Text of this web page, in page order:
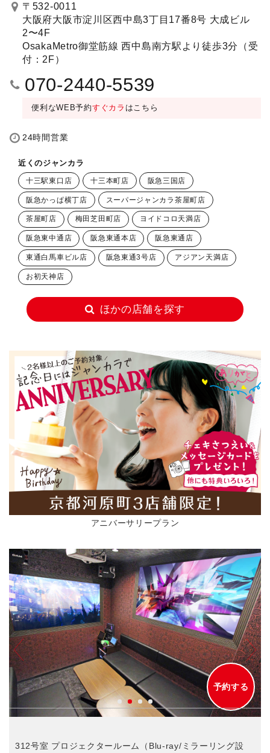
〒532-0011
大阪府大阪市淀川区西中島3丁目17番8号 大成ビル
2〜4F
OsakaMetro御堂筋線 西中島南方駅より徒歩3分（受
付：2F）
070-2440-5539
便利なWEB予約すぐカラ はこちら
24時間営業
近くのジャンカラ
十三駅東口店 十三本町店 阪急三国店
阪急かっぱ横丁店 スーパージャンカラ茶屋町店
茶屋町店 梅田芝田町店 ヨイドコロ天満店
阪急東中通店 阪急東通本店 阪急東通店
東通白馬車ビル店 阪急東通3号店 アジアン天満店
お初天神店
ほかの店舗を探す
アニバーサリープラン
予約する
312号室 プロジェクタールーム（Blu-ray/ミラーリング設